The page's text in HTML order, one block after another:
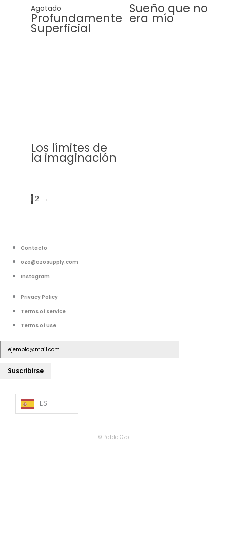
Agotado
Profundamente
Superficial
Sueño que no
era mío
Los límites de
la imaginación
1 2 →
Contacto
ozo@ozosupply.com
Instagram
Privacy Policy
Terms of service
Terms of use
Suscribirse
ES
© Pablo Ozo